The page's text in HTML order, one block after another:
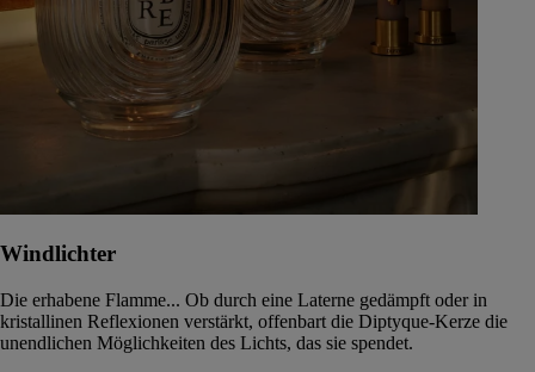
Windlichter
Die erhabene Flamme... Ob durch eine Laterne gedämpft oder in
kristallinen Reflexionen verstärkt, offenbart die Diptyque-Kerze die
unendlichen Möglichkeiten des Lichts, das sie spendet.